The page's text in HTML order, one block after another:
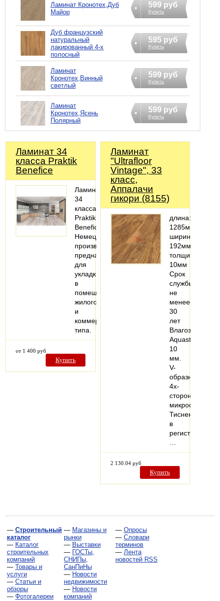
Ламинат Кронотех,Дуб
Майор
599 руб
Купить
Дуб французский
натуральный
лакированный 4-х
полосный
595 руб
Купить
Ламинат
Кронотех,Винный
светлый
599 руб
Купить
Ламинат
Кронотех,Ясень
Полярный
599 руб
Купить
Ламинат 34
класса Praktik
Benefice
Ламинат
34
класса
Praktik
Benefice
Немецкого
производства
предназначен
для
укладки
в
помещениях
жилого
и
коммерческого
типа.
от 1 400 руб
Купить
Ламинат
"Ultrafloor
Vintage", 33
класс,
Аппалачи
гикори (8155)
длина:
1285мм;
ширина:
192мм;
толщина:
10мм
Срок
службы
не
менее
30
лет
Влагозащита
Aquastop
10
мм.
V-
образная
4х-
сторонняя
микрофаска
Тиснение
в
регистр,
2 130.04 руб
Купить
— Строительный
каталог
— Каталог
строительных
компаний
— Товары и
услуги
— Статьи и
обзоры
— Фотогалереи
— Магазины и
рынки
— Выставки
— ГОСТы,
СНИПы,
СанПиНы
— Новости
недвижимости
— Новости
компаний
— Опросы
— Словари
терминов
— Лента
новостей RSS